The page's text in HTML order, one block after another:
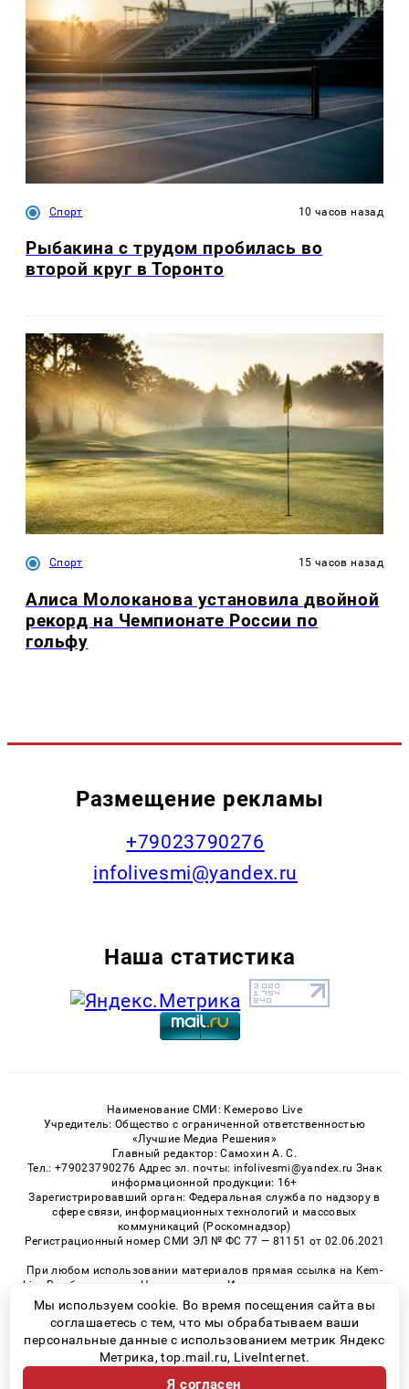
Спорт 10 часов назад
Рыбакина с трудом пробилась во
второй круг в Торонто
Спорт 15 часов назад
Алиса Молоканова установила двойной
рекорд на Чемпионате России по
гольфу
Размещение рекламы
+79023790276
infolivesmi@yandex.ru
Наша статистика
Наименование СМИ: Кемерово Live
Учредитель: Общество с ограниченной ответственностью
«Лучшие Медиа Решения»
Главный редактор: Самохин А. С.
Тел.: +79023790276 Адрес эл. почты: infolivesmi@yandex.ru Знак
информационной продукции: 16+
Зарегистрировавший орган: Федеральная служба по надзору в
сфере связи, информационных технологий и массовых
коммуникаций (Роскомнадзор)
Регистрационный номер СМИ ЭЛ № ФС 77 — 81151 от 02.06.2021
При любом использовании материалов прямая ссылка на Kem-
Live.Ru обязательна. Цитирование в Интернете возможно только
при наличии письменного разрешения.
© 2026 «Kem-Live» | Все права защищены
Возрастная категория сайта 16+
Мы используем cookie. Во время посещения сайта вы
соглашаетесь с тем, что мы обрабатываем ваши
персональные данные с использованием метрик Яндекс
Метрика, top.mail.ru, LiveInternet.
Я согласен